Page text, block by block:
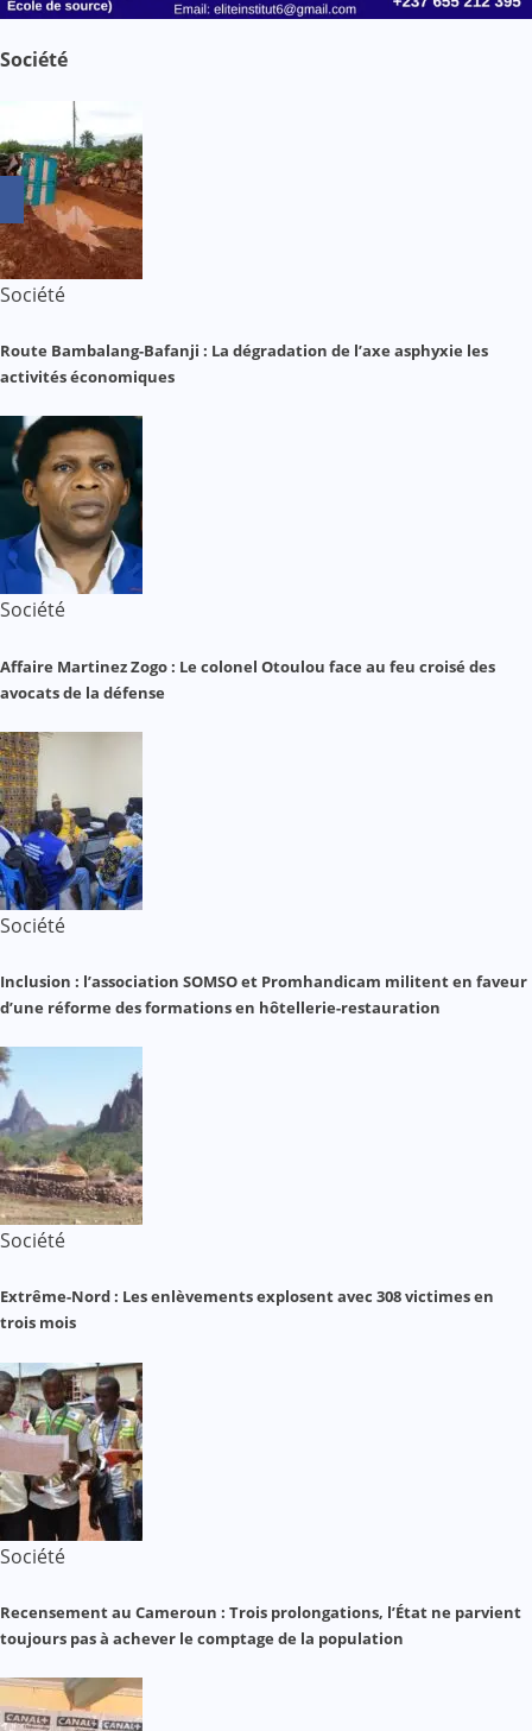
Société
Société
Route Bambalang-Bafanji : La dégradation de l’axe asphyxie les
activités économiques
Société
Affaire Martinez Zogo : Le colonel Otoulou face au feu croisé des
avocats de la défense
Société
Inclusion : l’association SOMSO et Promhandicam militent en faveur
d’une réforme des formations en hôtellerie-restauration
Société
Extrême-Nord : Les enlèvements explosent avec 308 victimes en
trois mois
Société
Recensement au Cameroun : Trois prolongations, l’État ne parvient
toujours pas à achever le comptage de la population